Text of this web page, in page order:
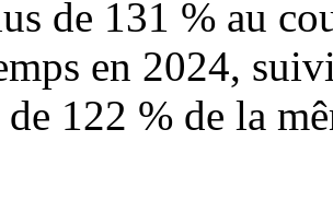
de 131 % au
en 2024,
122 % de la